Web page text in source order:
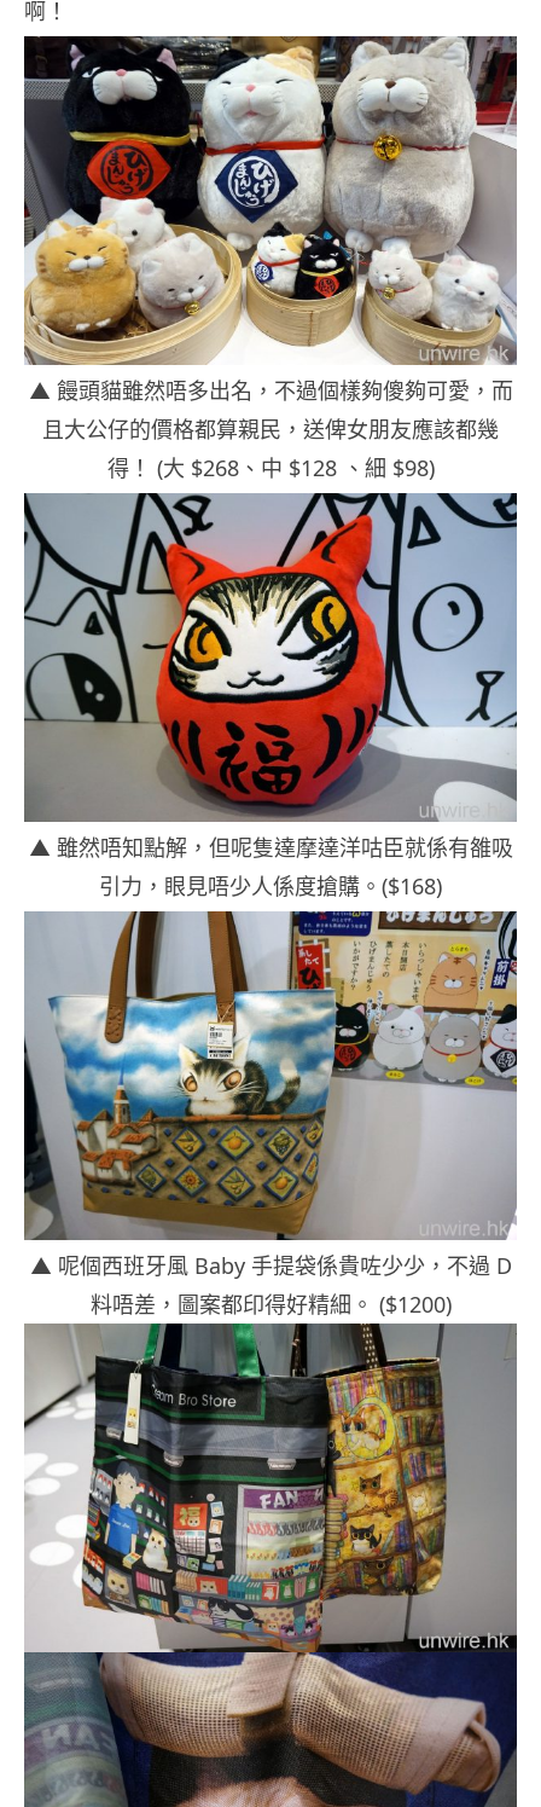
啊！
▲ 饅頭貓雖然唔多出名，不過個樣夠傻夠可愛，而
且大公仔的價格都算親民，送俾女朋友應該都幾
得！ (大 $268、中 $128 、細 $98)
▲ 雖然唔知點解，但呢隻達摩達洋咕臣就係有雒吸
引力，眼見唔少人係度搶購。 ($168)
▲ 呢個西班牙風 Baby 手提袋係貴咗少少，不過 D
料唔差，圖案都印得好精細。 ($1200)